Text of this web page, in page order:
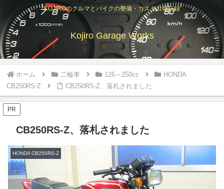
KOJIROのクルマとバイクの整備・カスタム備忘録
Kojiro Garage Works
ホーム 二輪車 126～250cc
HONDA
CB250RS-Z
CB250RS-Z、落札されました
PR
CB250RS-Z、落札されました
HONDA CB250RS-Z